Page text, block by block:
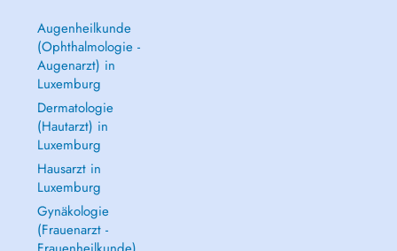
Augenheilkunde
(Ophthalmologie -
Augenarzt) in
Luxemburg
Dermatologie
(Hautarzt) in
Luxemburg
Hausarzt in
Luxemburg
Gynäkologie
(Frauenarzt -